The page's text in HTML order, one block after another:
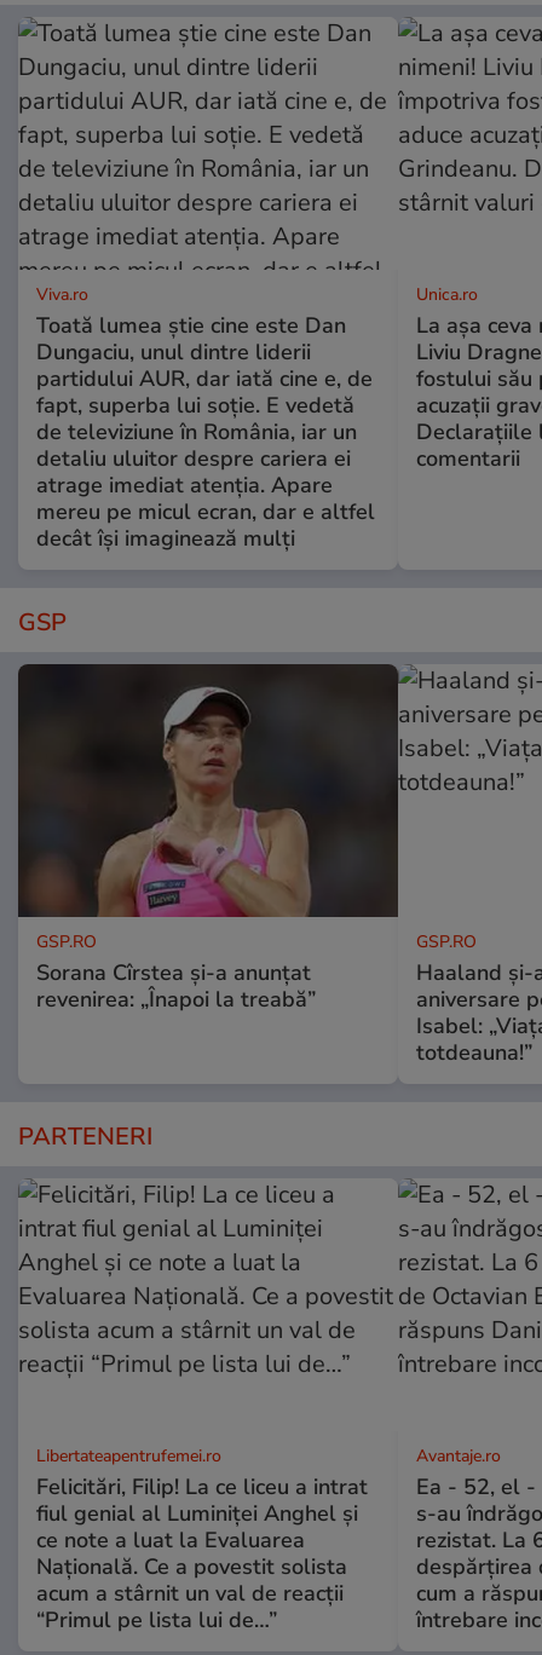
Viva.ro
Toată lumea știe cine este Dan
Dungaciu, unul dintre liderii
partidului AUR, dar iată cine e, de
fapt, superba lui soție. E vedetă
de televiziune în România, iar un
detaliu uluitor despre cariera ei
atrage imediat atenția. Apare
mereu pe micul ecran, dar e altfel
decât își imaginează mulți
Unica.ro
La așa
Liviu
fostului său
acuzații
Declarațiile
comentarii
GSP
GSP.RO
Sorana Cîrstea și-a anunțat
revenirea: „Înapoi la treabă”
GSP.RO
Haaland
aniversare
Isabel:
totdeauna!”
PARTENERI
Libertateapentrufemei.ro
Felicitări, Filip! La ce liceu a intrat
fiul genial al Luminiței Anghel și
ce note a luat la Evaluarea
Națională. Ce a povestit solista
acum a stârnit un val de reacții
“Primul pe lista lui de…”
Avantaje.ro
Ea - 52, el -
s-au
rezistat. La
despărțirea
cum a
întrebare